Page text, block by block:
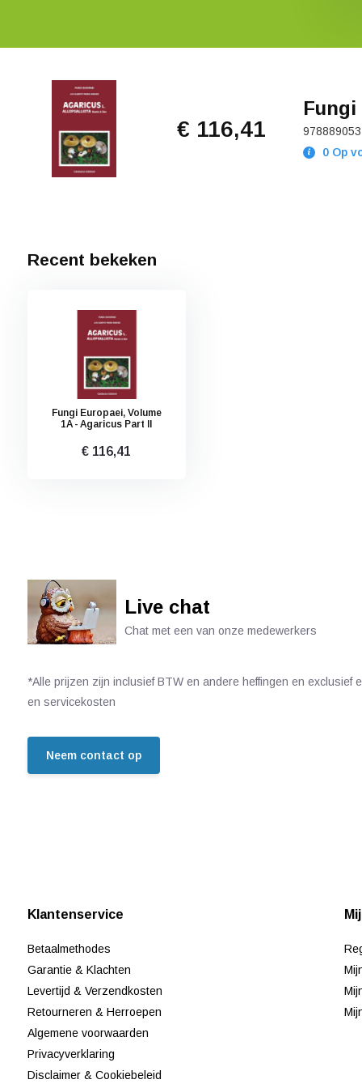
€ 116,41
Fungi
0 Op
Recent bekeken
Fungi Europaei, Volume
1A - Agaricus Part II
€ 116,41
Live chat
Chat met een van onze medewerkers
*Alle prijzen zijn inclusief BTW en andere heffingen en exclusief
en servicekosten
Neem contact op
Klantenservice
Betaalmethodes
Garantie & Klachten
Levertijd & Verzendkosten
Retourneren & Herroepen
Algemene voorwaarden
Privacyverklaring
Disclaimer & Cookiebeleid